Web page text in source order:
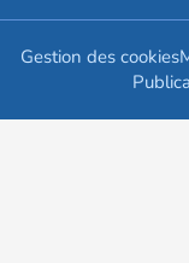
Gestion des cookies